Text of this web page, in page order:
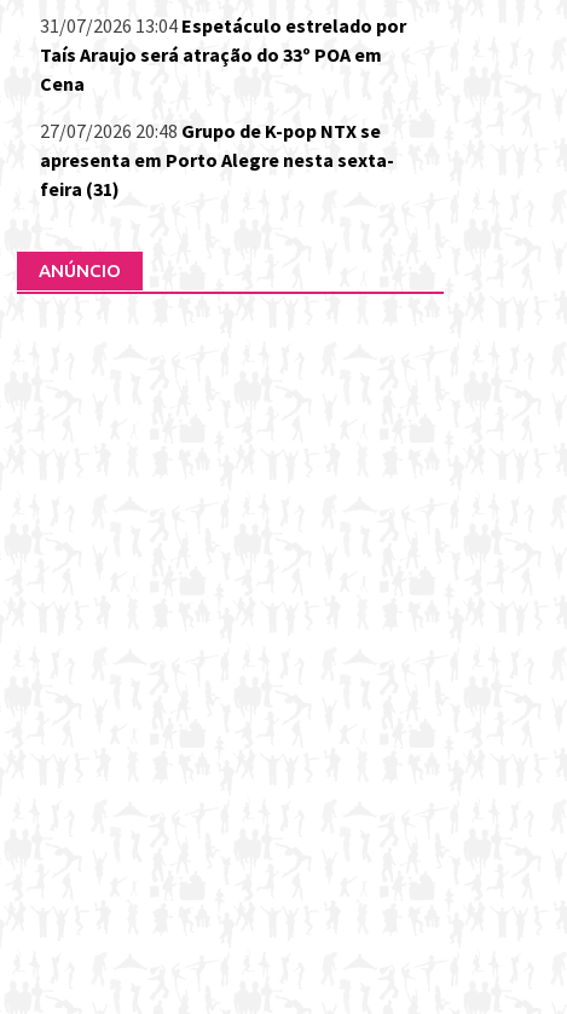
31/07/2026 13:04 Espetáculo estrelado por
Taís Araujo será atração do 33º POA em
Cena
27/07/2026 20:48 Grupo de K-pop NTX se
apresenta em Porto Alegre nesta sexta-
feira (31)
ANÚNCIO